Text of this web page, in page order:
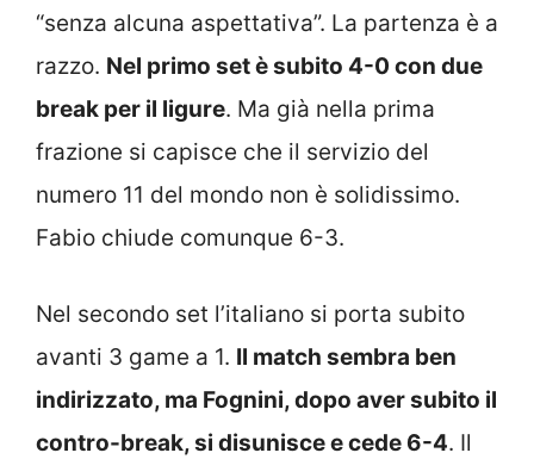
“senza alcuna aspettativa”. La partenza è a
razzo. Nel primo set è subito 4-0 con due
break per il ligure. Ma già nella prima
frazione si capisce che il servizio del
numero 11 del mondo non è solidissimo.
Fabio chiude comunque 6-3.
Nel secondo set l’italiano si porta subito
avanti 3 game a 1. Il match sembra ben
indirizzato, ma Fognini, dopo aver subito il
contro-break, si disunisce e cede 6-4. Il